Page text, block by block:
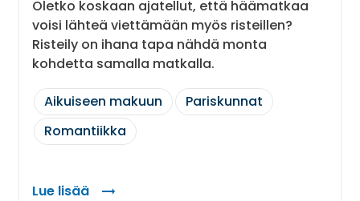
Oletko koskaan ajatellut, että häämatkaa
voisi lähteä viettämään myös risteillen?
Risteily on ihana tapa nähdä monta
kohdetta samalla matkalla.
Aikuiseen makuun
Pariskunnat
Romantiikka
Lue lisää